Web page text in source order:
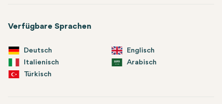
Verfügbare Sprachen
Deutsch
Englisch
Italienisch
Arabisch
Türkisch